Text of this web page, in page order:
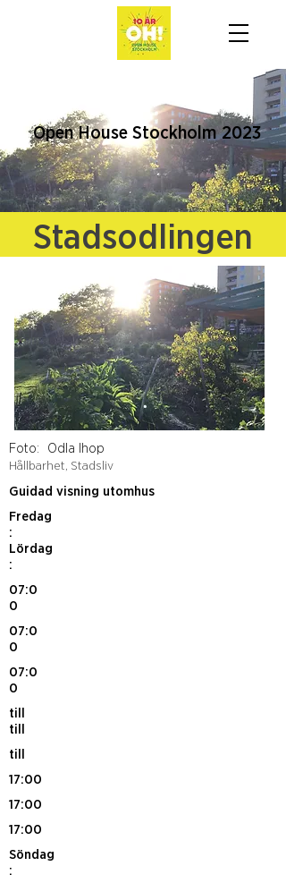
Open House Stockholm 2023
Stadsodlingen
Odla Ihop Tanto
Foto: Odla Ihop
Hållbarhet, Stadsliv
Guidad visning utomhus
Fredag
:
Lördag
:
07:0
0
07:0
0
07:0
0
till
till
till
17:00
17:00
17:00
Söndag
: